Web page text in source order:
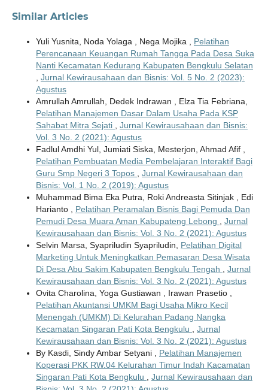
Similar Articles
Yuli Yusnita, Noda Yolaga , Nega Mojika , Pelatihan
Perencanaan Keuangan Rumah Tangga Pada Desa Suka
Nanti Kecamatan Kedurang Kabupaten Bengkulu Selatan
Jurnal Kewirausahaan dan Bisnis: Vol. 5 No. 2 (2023):
Agustus
Amrullah Amrullah, Dedek Indrawan , Elza Tia Febriana,
Pelatihan Manajemen Dasar Dalam Usaha Pada KSP
Sahabat Mitra Sejati
Jurnal Kewirausahaan dan Bisnis:
Vol. 3 No. 2 (2021): Agustus
Fadlul Amdhi Yul, Jumiati Siska, Mesterjon, Ahmad Afif ,
Pelatihan Pembuatan Media Pembelajaran Interaktif Bagi
Guru Smp Negeri 3 Topos
Jurnal Kewirausahaan dan
Bisnis: Vol. 1 No. 2 (2019): Agustus
Muhammad Bima Eka Putra, Roki Andreasta Sitinjak , Edi
Harianto , Pelatihan Peramalan Bisnis Bagi Pemuda Dan
Pemudi Desa Muara Aman Kabupateng Lebong
Jurnal
Kewirausahaan dan Bisnis: Vol. 3 No. 2 (2021): Agustus
Selvin Marsa, Syapriludin Syapriludin, Pelatihan Digital
Marketing Untuk Meningkatkan Pemasaran Desa Wisata
Di Desa Abu Sakim Kabupaten Bengkulu Tengah
Jurnal
Kewirausahaan dan Bisnis: Vol. 3 No. 2 (2021): Agustus
Ovita Charolina, Yoga Gustiawan , Irawan Prasetio ,
Pelatihan Akuntansi UMKM Bagi Usaha Mikro Kecil
Menengah (UMKM) Di Kelurahan Padang Nangka
Kecamatan Singaran Pati Kota Bengkulu
Jurnal
Kewirausahaan dan Bisnis: Vol. 3 No. 2 (2021): Agustus
By Kasdi, Sindy Ambar Setyani , Pelatihan Manajemen
Koperasi PKK RW.04 Kelurahan Timur Indah Kacamatan
Singaran Pati Kota Bengkulu
Jurnal Kewirausahaan dan